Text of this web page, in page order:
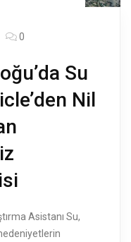
0
Su
Nil
Asistanı Su,